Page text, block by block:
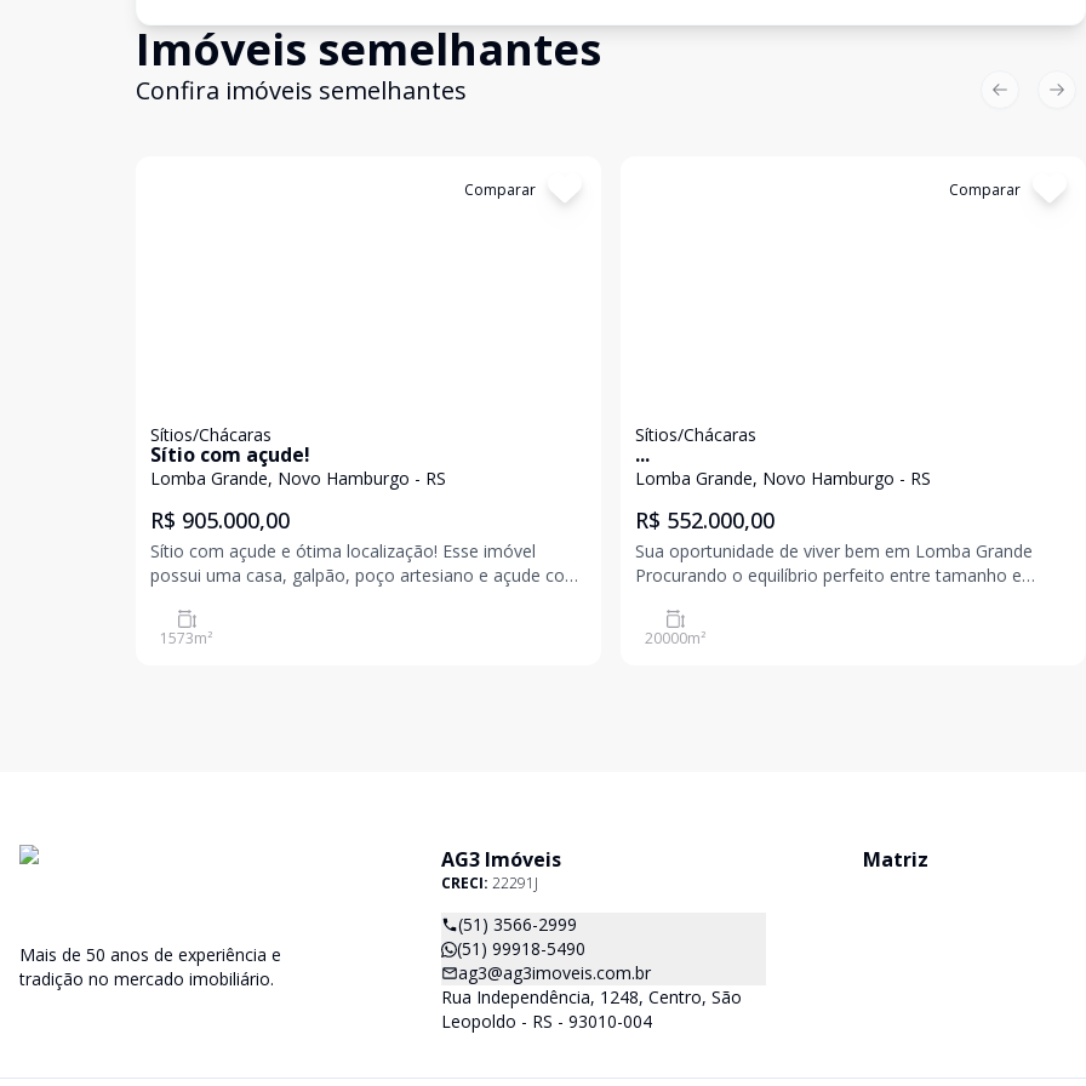
Imóveis semelhantes
Confira imóveis semelhantes
Comparar
Sítios/Chácaras
Sítio com açude!
Lomba Grande, Novo Hamburgo - RS
R$ 905.000,00
Sítio com açude e ótima localização! Esse imóvel
possui uma casa, galpão, poço artesiano e açude com
Valores sujeitos a alteração sem aviso prévio
1573m²
Comparar
Sítios/Chácaras
...
Lomba Grande, Novo Hamburgo - RS
R$ 552.000,00
Sua oportunidade de viver bem em Lomba Grande
Procurando o equilíbrio perfeito entre tamanho e
espaço ideal para quem busca tranquilidade e contato
com a natureza em uma medida fácil de cuidar e
20000m²
Previous
Mais de 50 anos de experiência e
tradição no mercado imobiliário.
AG3 Imóveis
CRECI: 22291J
(51) 3566-2999
(51) 99918-5490
ag3@ag3imoveis.com.br
Rua Independência, 1248, Centro, São
Leopoldo - RS - 93010-004
Matriz